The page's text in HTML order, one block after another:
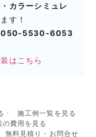
カラーシミュレ
す！
050-5530-6053
はこちら
施工例一覧を見る
の費用を見る
無料見積り・お問合せ